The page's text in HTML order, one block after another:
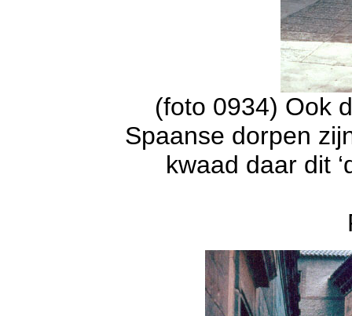
(foto 0934) Ook
Spaanse dorpen
kwaad daar dit